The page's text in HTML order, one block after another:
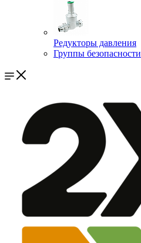
Редукторы давления
Группы безопасности